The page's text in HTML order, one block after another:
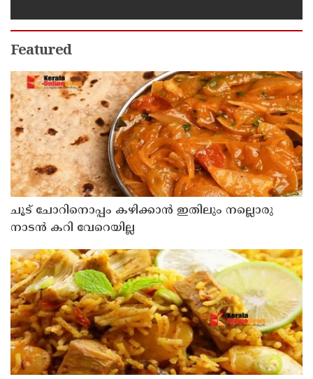
Featured
ചൂട് ചോറിനൊപ്പം കഴിക്കാൻ ഇതിലും നല്ലൊരു
നാടൻ കറി വേറെയില്ല